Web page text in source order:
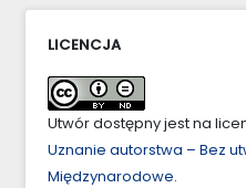
LICENCJA
Utwór dostępny jest na
Uznanie autorstwa – Bez
Międzynarodowe.